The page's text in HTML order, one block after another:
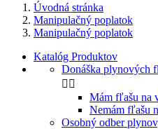
Úvodná stránka
Manipulačný poplatok
Manipulačný poplatok
Katalóg Produktov
Donáška plynových
 
Mám fľašu na
Nemám fľašu
Osobný odber